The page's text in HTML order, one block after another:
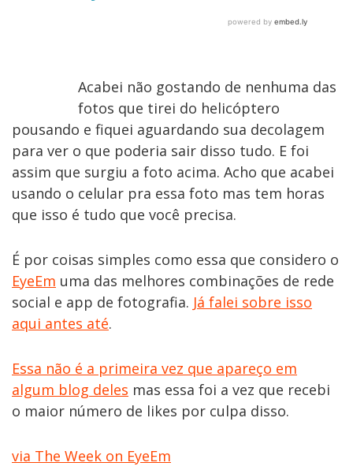
Acabei não gostando de nenhuma das
fotos que tirei do helicóptero
pousando e fiquei aguardando sua decolagem
para ver o que poderia sair disso tudo. E foi
assim que surgiu a foto acima. Acho que acabei
usando o celular pra essa foto mas tem horas
que isso é tudo que você precisa.
É por coisas simples como essa que considero o
EyeEm uma das melhores combinações de rede
social e app de fotografia. Já falei sobre isso
aqui antes até.
Essa não é a primeira vez que apareço em
algum blog deles mas essa foi a vez que recebi
o maior número de likes por culpa disso.
via The Week on EyeEm